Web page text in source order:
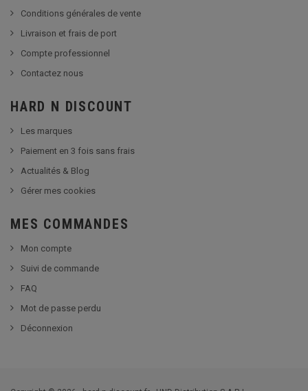
Conditions générales de vente
Livraison et frais de port
Compte professionnel
Contactez nous
HARD N DISCOUNT
Les marques
Paiement en 3 fois sans frais
Actualités & Blog
Gérer mes cookies
MES COMMANDES
Mon compte
Suivi de commande
FAQ
Mot de passe perdu
Déconnexion